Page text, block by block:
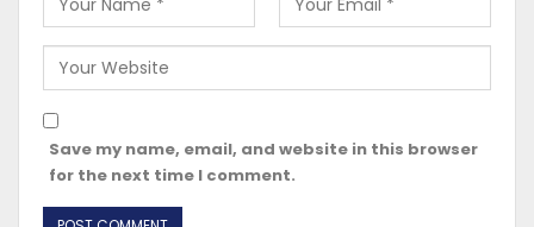
Save my name, email, and website in this browser
for the next time I comment.